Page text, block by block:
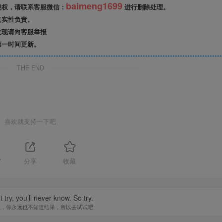
，请联系客服微信： baimeng1699 进行删除处理。
性负责。
请向客服举报
时间更新。
THE END
喜欢就支持一下吧
分享 收藏
try, you’ll never know. So try.
你永远也不知道结果，所以去试试吧